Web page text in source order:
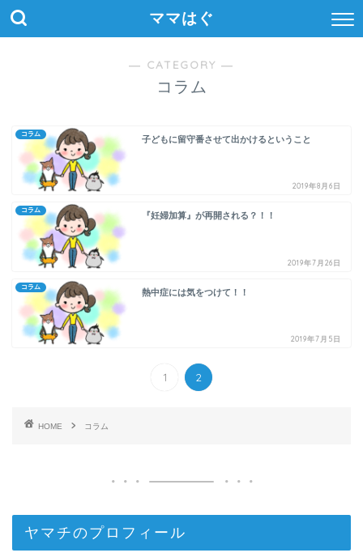
ママはぐ
― CATEGORY ―
コラム
コラム
子どもに留守番させて出かけるということ
2019年8月6日
コラム
『妊婦加算』が再開される？！！
2019年7月26日
コラム
熱中症には気をつけて！！
2019年7月5日
1 2
HOME コラム
ヤマチのプロフィール